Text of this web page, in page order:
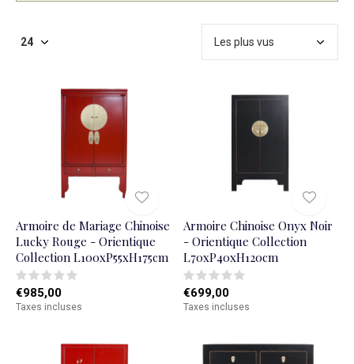
Armoire de Mariage Chinoise
Lucky Rouge - Orientique
Collection L100xP55xH175cm
€985,00
Taxes incluses
Armoire Chinoise Onyx Noir
- Orientique Collection
L70xP40xH120cm
€699,00
Taxes incluses